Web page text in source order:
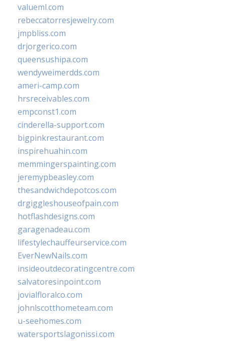
valueml.com
rebeccatorresjewelry.com
jmpbliss.com
drjorgerico.com
queensushipa.com
wendyweimerdds.com
ameri-camp.com
hrsreceivables.com
empconst1.com
cinderella-support.com
bigpinkrestaurant.com
inspirehuahin.com
memmingerspainting.com
jeremypbeasley.com
thesandwichdepotcos.com
drgiggleshouseofpain.com
hotflashdesigns.com
garagenadeau.com
lifestylechauffeurservice.com
EverNewNails.com
insideoutdecoratingcentre.com
salvatoresinpoint.com
jovialfloralco.com
johnlscotthometeam.com
u-seehomes.com
watersportslagonissi.com